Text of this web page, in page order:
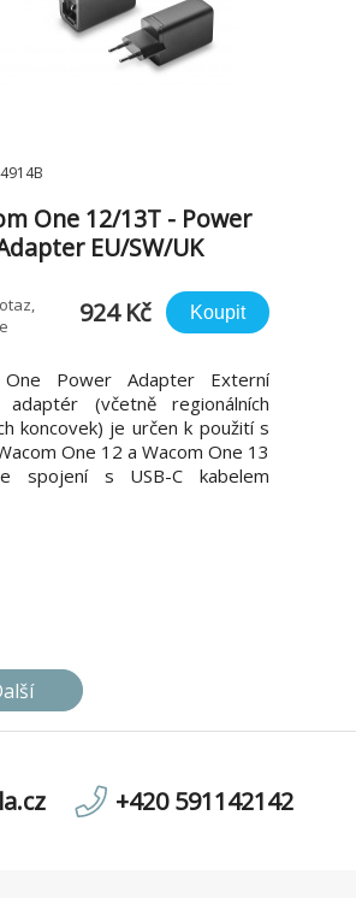
One 12/13T - Power
EU/SW/UK
924 Kč Koupit
One Power Adapter Externí
adaptér (včetně regionálních
koncovek) je určen k použití s
One 12 a Wacom One 13
spojení s USB-C kabelem
+420 591142142